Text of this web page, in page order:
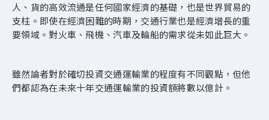
人、貨的高效流通是任何國家經濟的基礎，也是世界貿易的
支柱。即使在經濟困難的時期，交通行業也是經濟增長的重
要領域。對火車、飛機、汽車及輪船的需求從未如此巨大。
雖然論者對於確切投資交通運輸業的程度有不同觀點，但他
們都認為在未來十年交通運輸業的投資額將數以億計。